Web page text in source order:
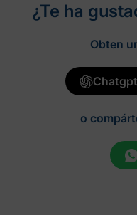
¿Te ha
Obten
Chatgpt
o